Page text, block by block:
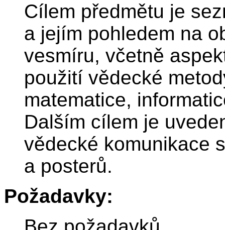
Cílem předmětu je
a jejím pohledem na
vesmíru, včetně
použití vědecké
matematice,
Dalším cílem je
vědecké komunikace
a posterů.
Požadavky: